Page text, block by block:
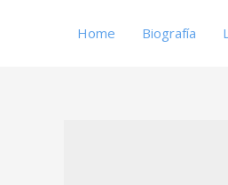
Home Biografía